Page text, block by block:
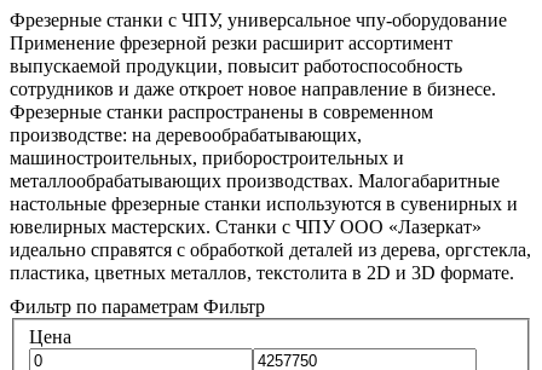
Фрезерные станки с ЧПУ, универсальное чпу-оборудование
Применение фрезерной резки расширит ассортимент
выпускаемой продукции, повысит работоспособность
сотрудников и даже откроет новое направление в бизнесе.
Фрезерные станки распространены в современном
производстве: на деревообрабатывающих,
машиностроительных, приборостроительных и
металлообрабатывающих производствах. Малогабаритные
настольные фрезерные станки используются в сувенирных и
ювелирных мастерских. Станки с ЧПУ ООО «Лазеркат»
идеально справятся с обработкой деталей из дерева, оргстекла,
пластика, цветных металлов, текстолита в 2D и 3D формате.
Фильтр по параметрам Фильтр
Цена